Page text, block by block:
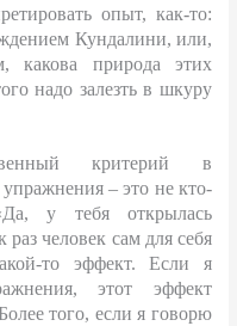
опыт, как-то:
Кундалини, или,
какова природа этих
надо залезть в шкуру
критерий в
– это не кто-
у тебя открылась
человек сам для себя
то эффект. Если я
этот эффект
того, если я говорю